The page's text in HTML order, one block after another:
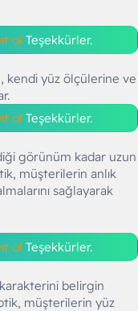
ol Teşekkürler.
kendi yüz ölçülerine ve
ol Teşekkürler.
görünüm kadar uzun
müşterilerin anlık
sağlayarak
ol Teşekkürler.
belirgin
müşterilerin yüz